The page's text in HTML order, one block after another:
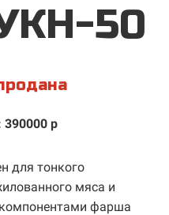
50
р
для тонкого
мяса и
фарша